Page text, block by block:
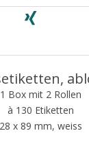
1 Box mit 2 Rollen
à 130 Etiketten
28 x 89 mm, weiss